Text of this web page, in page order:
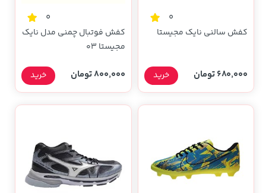
0
کفش سالنی نایک مجیستا
680,000 تومان خرید
0
کفش فوتبال چمنی مدل نایک
مجیستا ۰۳
800,000 تومان خرید